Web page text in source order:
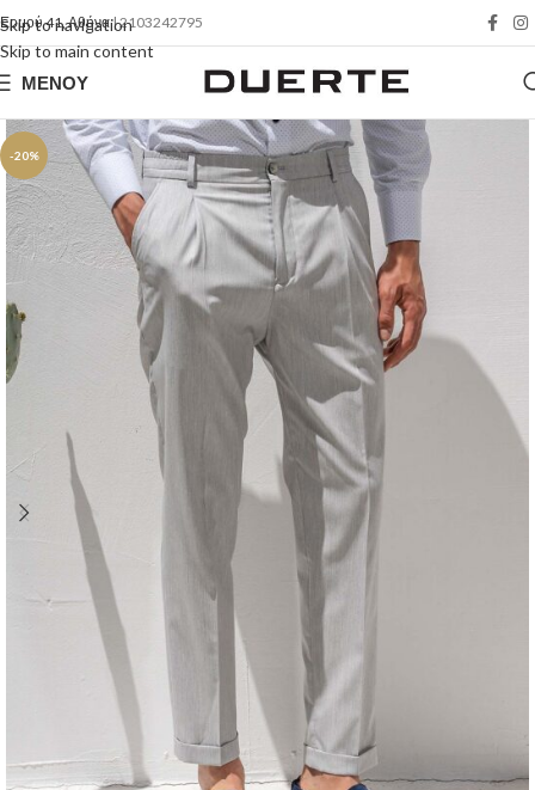
Skip to navigation
Skip to main content
Ερμού 41, Αθήνα| 2103242795
ΜΕΝΟΎ
-20%